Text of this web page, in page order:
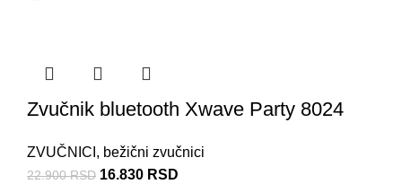
Zvučnik bluetooth Xwave Party 8024
ZVUČNICI , bežični zvučnici
22.900RSD 16.830 RSD